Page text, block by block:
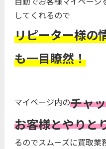
してくれるので
リピーター様の
も一目瞭然！
マイページ内のチャ
お客様とやりと
るのでスムーズに買取業